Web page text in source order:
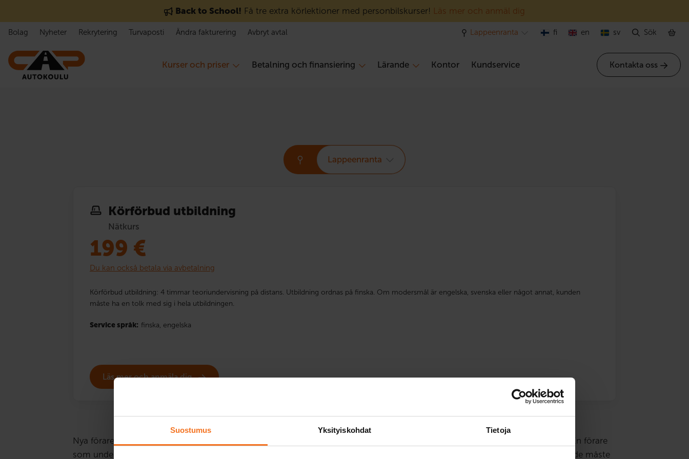
Suostumus Yksityiskohdat Tietoja
Back to School! Få tre extra körlektioner med personbilskurser! Läs mer och anmäl dig
Kurser och priser Betalning och finansiering Lärande Kontor Kundservice Kontakta oss
Bolag Nyheter Rekrytering Turvaposti Ändra fakturering Avbryt avtal Lappeenranta fi en sv Sök
Lappeenranta
Körförbud utbildning
Nätkurs
199 €
Du kan också betala via avbetalning
Körförbud utbildning: 4 timmar teoriundervisning på distans. Utbildning ordnas på finska. Om modersmål är engelska, svenska eller något annat, kunden
måste ha en tolk med sig i hela utbildningen.
Service språk: finska, engelska
Läs mer och anmäla dig
Nya förare står under strängare uppsikt än andra förare i två års tid efter att de fått sitt första körkort för bil eller motorcykel. En förare
som under denna tid bryter mot trafikreglerna en eller flera gånger kan beläggas med körförbud. För att förebygga riskbeteende måste